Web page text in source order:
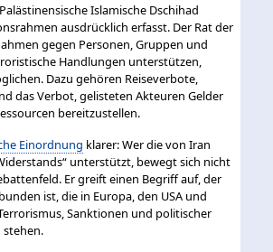
Islamische Dschihad
ausdrücklich erfasst. Der Rat der
gegen Personen, Gruppen und
Handlungen unterstützen,
Dazu gehören Reiseverbote,
das Verbot, gelisteten Akteuren Gelder
bereitzustellen.
Einordnung klarer: Wer die von Iran
unterstützt, bewegt sich nicht
Er greift einen Begriff auf, der
ist, die in Europa, den USA und
Sanktionen und politischer
stehen.